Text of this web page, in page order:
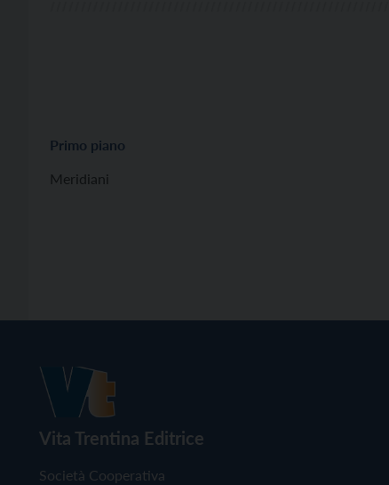
Primo piano
Meridiani
Vita Trentina Editrice
Società Cooperativa